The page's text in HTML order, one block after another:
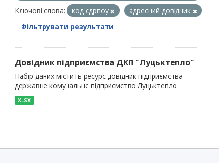
Ключові слова:
код єдрпоу
адресний довідник
Фільтрувати результати
Довідник підприємства ДКП "Луцьктепло"
Набір даних містить ресурс довідник підприємства
державне комунальне підприємство Луцьктепло
XLSX